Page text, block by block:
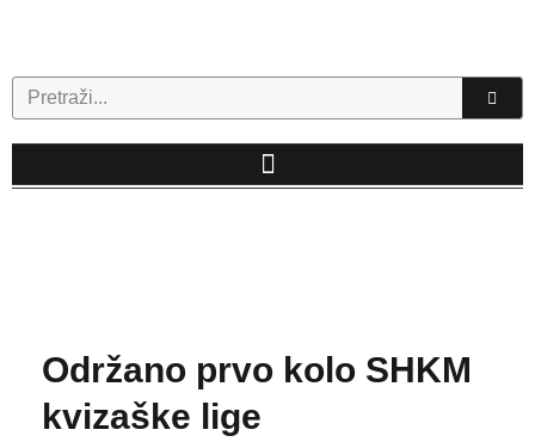
Search
Održano prvo kolo SHKM
kvizaške lige